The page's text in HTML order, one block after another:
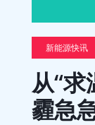
新能源快讯
从“求
霾急